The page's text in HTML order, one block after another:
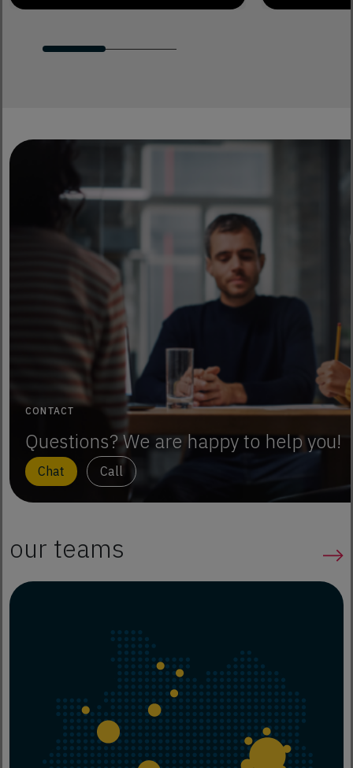
CONTACT
Questions? We are happy to help you!
Chat Call
our teams